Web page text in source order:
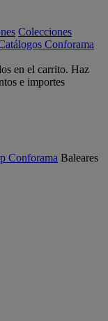
Colecciones
Conforama
en el carrito. Haz
e importes
Conforama Baleares